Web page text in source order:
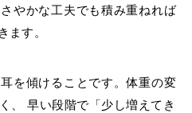
やかな工夫でも積み重ねれば
ます。
を傾けることです。体重の変
、 早い段階で「少し増えてき